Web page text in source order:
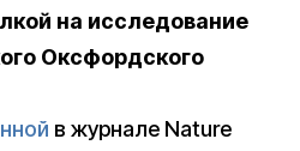
на исследование
Оксфордского
в журнале Nature